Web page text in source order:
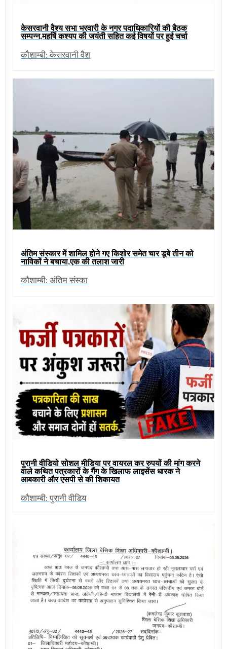
केसरवानी वैश्य सभा भरवारी के नगर पदाधिकारियों की बैठक
सम्पन्न,महर्षि कश्यप की जयंती सहित कई विषयों पर हुई चर्चा
कौशाम्बी: केसरवानी वैश
अंतिम संस्कार में शामिल होने गए किशोर समेत चार डूबे तीन को
नाविकों ने बचाया,एक की तलाश जारी
कौशाम्बी: अंतिम संस्का
पुरानी वीडियो सोशल मीडिया पर वायरल कर रुपयों की मांग करने
वाले कथित पत्रकारों के गैंग के खिलाफ लाइसेंस धारक ने
आबकारी और एसपी से की शिकायत
कौशाम्बी: पुरानी वीडिय